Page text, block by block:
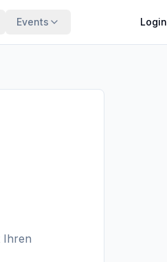
Events Login
Ihren